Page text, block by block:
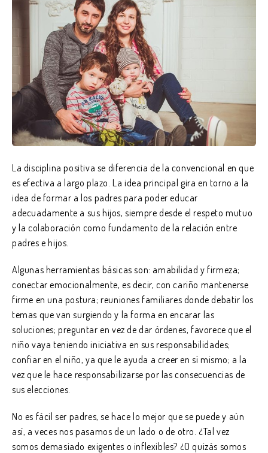
La disciplina positiva se diferencia de la convencional en que
es efectiva a largo plazo. La idea principal gira en torno a la
idea de formar a los padres para poder educar
adecuadamente a sus hijos, siempre desde el respeto mutuo
y la colaboración como fundamento de la relación entre
padres e hijos.
Algunas herramientas básicas son: amabilidad y firmeza;
conectar emocionalmente, es decir, con cariño mantenerse
firme en una postura; reuniones familiares donde debatir los
temas que van surgiendo y la forma en encarar las
soluciones; preguntar en vez de dar órdenes, favorece que el
niño vaya teniendo iniciativa en sus responsabilidades;
confiar en el niño, ya que le ayuda a creer en sí mismo; a la
vez que le hace responsabilizarse por las consecuencias de
sus elecciones.
No es fácil ser padres, se hace lo mejor que se puede y aún
así, a veces nos pasamos de un lado o de otro. ¿Tal vez
somos demasiado exigentes o inflexibles? ¿O quizás somos